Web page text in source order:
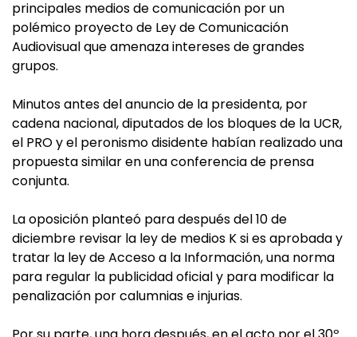
principales medios de comunicación por un
polémico proyecto de Ley de Comunicación
Audiovisual que amenaza intereses de grandes
grupos.
Minutos antes del anuncio de la presidenta, por
cadena nacional, diputados de los bloques de la UCR,
el PRO y el peronismo disidente habían realizado una
propuesta similar en una conferencia de prensa
conjunta.
La oposición planteó para después del 10 de
diciembre revisar la ley de medios K si es aprobada y
tratar la ley de Acceso a la Información, una norma
para regular la publicidad oficial y para modificar la
penalización por calumnias e injurias.